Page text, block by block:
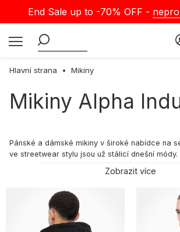
End Sale up to -70% OFF -
Hlavní strana Mikiny
Mikiny Alpha
Pánské a dámské mikiny v široké nabídce na
ve streetwear stylu jsou už stálicí dnešní
ti, kdo chtějí zvládat každodenní aktivity s
Chaos a mnoho dalších.
Streetwear mikiny — vsaď na
Pánské a dámské mikiny se vyznačují nejen
Zobrazit více